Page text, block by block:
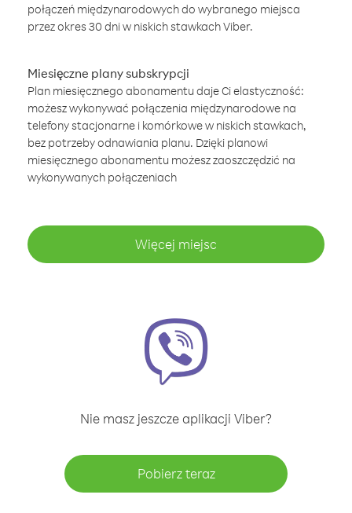
połączeń międzynarodowych do wybranego miejsca
przez okres 30 dni w niskich stawkach Viber.
Miesięczne plany subskrypcji
Plan miesięcznego abonamentu daje Ci elastyczność:
możesz wykonywać połączenia międzynarodowe na
telefony stacjonarne i komórkowe w niskich stawkach,
bez potrzeby odnawiania planu. Dzięki planowi
miesięcznego abonamentu możesz zaoszczędzić na
wykonywanych połączeniach
Więcej miejsc
Nie masz jeszcze aplikacji Viber?
Pobierz teraz